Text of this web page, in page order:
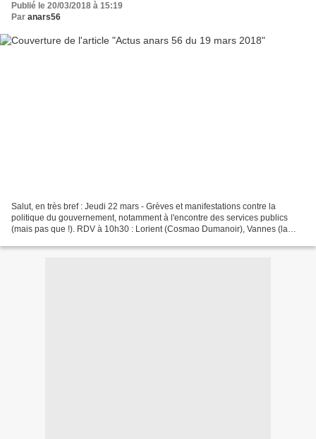
Publié le 20/03/2018 à 15:19
Par anars56
Salut, en très bref : Jeudi 22 mars - Grèves et manifestations contre la
politique du gouvernement, notamment à l'encontre des services publics
(mais pas que !). RDV à 10h30 : Lorient (Cosmao Dumanoir), Vannes (la